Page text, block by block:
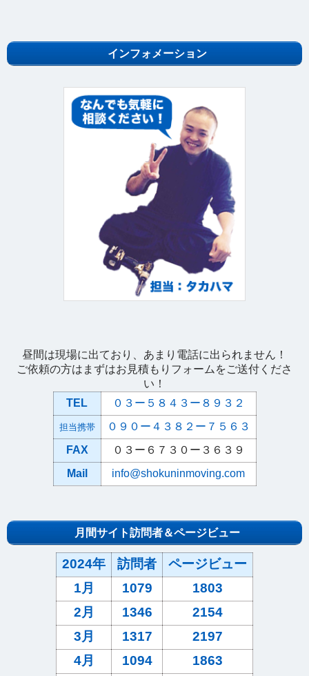
インフォメーション
昼間は現場に出ており、あまり電話に出られません！
ご依頼の方はまずはお見積もりフォームをご送付くださ
い！
TEL
０３ー５８４３ー８９３２
担当携帯
０９０ー４３８２ー７５６３
FAX
０３ー６７３０ー３６３９
Mail
info@shokuninmoving.com
月間サイト訪問者＆ページビュー
2024年 訪問者
ページビュー
1月
1079
1803
2月
1346
2154
3月
1317
2197
4月
1094
1863